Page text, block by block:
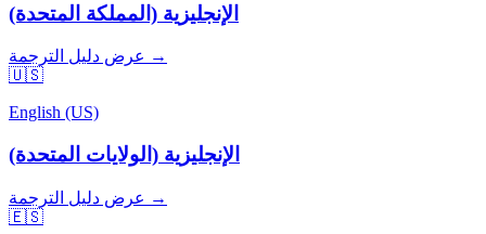
الإنجليزية (المملكة المتحدة)
عرض دليل الترجمة →
🇺🇸
English (US)
الإنجليزية (الولايات المتحدة)
عرض دليل الترجمة →
🇪🇸